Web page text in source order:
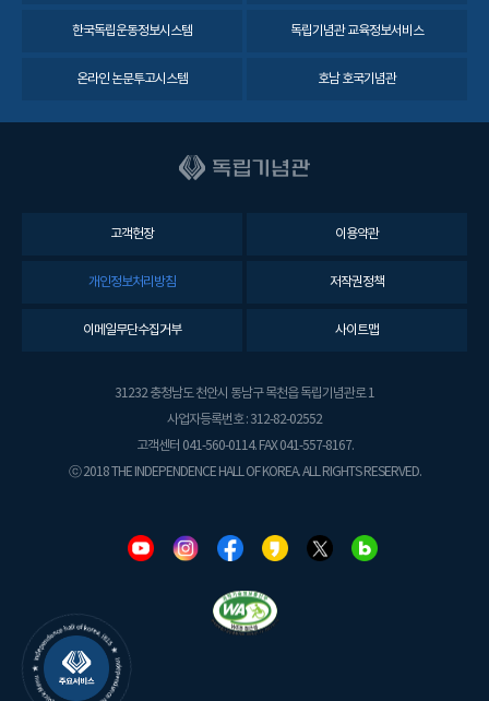
한국독립운동정보시스템 독립기념관 교육정보서비스
온라인 논문투고시스템 호남 호국기념관
고객헌장 이용약관
개인정보처리방침 저작권정책
이메일무단수집거부 사이트맵
31232 충청남도 천안시 동남구 목천읍 독립기념관로 1
사업자등록번호 : 312-82-02552
고객센터 041-560-0114. FAX 041-557-8167.
ⓒ 2018 THE INDEPENDENCE HALL OF KOREA. ALL RIGHTS RESERVED.